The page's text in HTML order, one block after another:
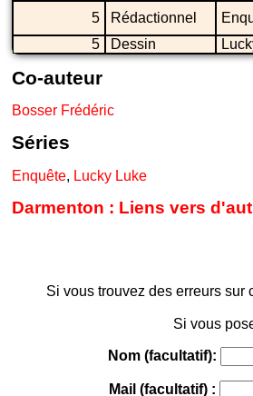
5
Rédactionnel
5
Dessin
Co-auteur
Bosser Frédéric
Séries
Enquête, Lucky Luke
Darmenton : Liens vers
Si vous trouvez des erreurs sur
Si vous
Nom (facultatif):
Mail (facultatif) :